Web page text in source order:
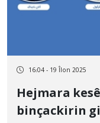
16:04 - 19 Îlon 2025
Hejmara
binçackirin